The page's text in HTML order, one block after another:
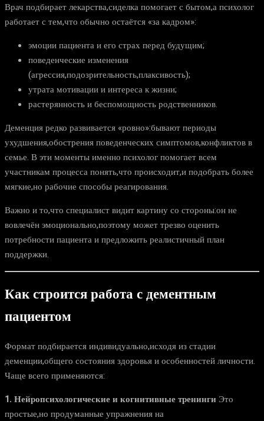
Врач подбирает лекарства,сиделка помогает с бытом,а психолог
работает с тем,что обычно остаётся «за кадром»:
эмоции пациента и его страх перед будущим;
поведенческие изменения
(агрессия,подозрительность,плаксивость);
утрата мотивации и интереса к жизни;
растерянность и беспомощность родственников.
Деменция редко развивается «ровно»:бывают периоды
ухудшения,обострения поведенческих симптомов,конфликтов в
семье. В эти моменты именно психолог помогает всем
участникам процесса понять,что происходит,и подобрать более
мягкие,но рабочие способы реагирования.
Важно и то,что специалист видит картину со стороны:он не
вовлечён эмоционально,поэтому может трезво оценить
потребности пациента и предложить реалистичный план
поддержки.
Как строится работа с дементным
пациентом
Формат подбирается индивидуально,исходя из стадии
деменции,общего состояния здоровья и особенностей личности.
Чаще всего применяются:
1. Нейропсихологические и когнитивные тренинги Это
простые,но продуманные упражнения на